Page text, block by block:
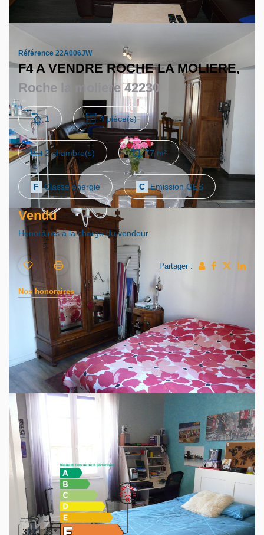
Référence 22A006JW
F4 A VENDRE ROCHE LA MOLIERE,
Roche la moliere 42230
1 4 pièce(s)
2 chambre(s) 77 m²
F Classe énergie C Emission GES
Vendu
Honoraires à la charge du vendeur
Partager :
Nos honoraires
Quart de maison des mines , proche du centre de Roche la
Molière , composé d'un appartement au 1er étage avec
cuisine US , 2 chambres , spacieux , 77 m2 , chauffage
électrique , SDB et Wc séparés , jardin de 180 m2 à usage
privatif , garage individuel à proximité .
bien soumis au régime de la copropriété , 20 euros de
charges par mois , 4 lots principaux , pas de procédure en
cours .
Diagnostics énergétiques